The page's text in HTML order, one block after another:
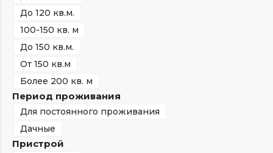
До 120 кв.м.
100-150 кв. м
До 150 кв.м.
От 150 кв.м
Более 200 кв. м
Период проживания
Для постоянного проживания
Дачные
Пристрой